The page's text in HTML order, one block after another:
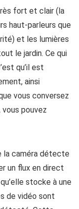
fort et clair (la
haut-parleurs que
et les lumières
le jardin. Ce qui
qu’il est
ainsi
vous conversez
vous pouvez
la caméra détecte
un flux en direct
stocke à une
de vidéo sont